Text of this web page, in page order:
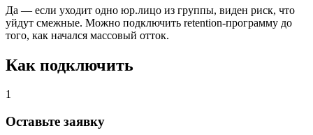
Да — если уходит одно юр.лицо из группы, виден риск, что
уйдут смежные. Можно подключить retention-программу до
того, как начался массовый отток.
Как подключить
1
Оставьте заявку